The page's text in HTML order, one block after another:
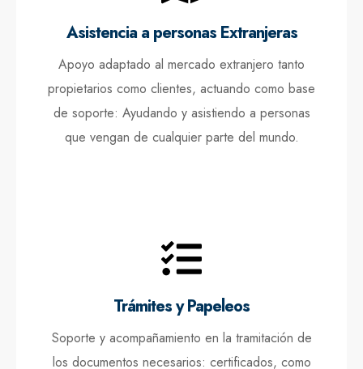
Asistencia a personas Extranjeras
Apoyo adaptado al mercado extranjero tanto
propietarios como clientes, actuando como base
de soporte: Ayudando y asistiendo a personas
que vengan de cualquier parte del mundo.
Trámites y Papeleos
Soporte y acompañamiento en la tramitación de
los documentos necesarios: certificados, como